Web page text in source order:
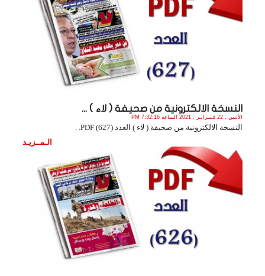
النسخة الالكترونية من صحيفة ( لاء ) ...
الأثنين , 22 فـبـرايـر , 2021 الساعة 7:32:16 PM
النسخة الالكترونية من صحيفة ( لاء ) العدد (627) PDF. .
الـمــزيـد